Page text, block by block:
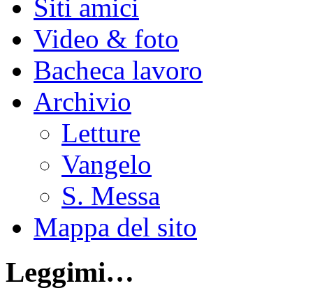
Siti amici
Video & foto
Bacheca lavoro
Archivio
Letture
Vangelo
S. Messa
Mappa del sito
Leggimi…